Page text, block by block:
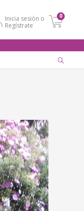
Inicia sesión o
Regístrate
0